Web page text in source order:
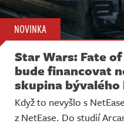
NOVINKA
Star Wars: Fate
bude financovat
skupina bývalého
Když to nevyšlo s
z NetEase. Do studií